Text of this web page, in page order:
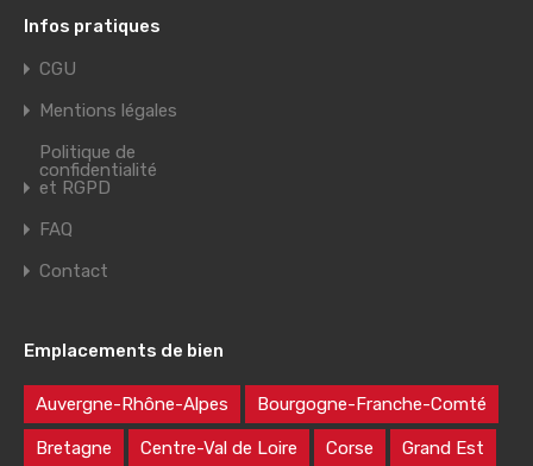
Infos pratiques
CGU
Mentions légales
Politique de
confidentialité
et RGPD
FAQ
Contact
Emplacements de bien
Auvergne-Rhône-Alpes Bourgogne-Franche-Comté
Bretagne Centre-Val de Loire Corse Grand Est